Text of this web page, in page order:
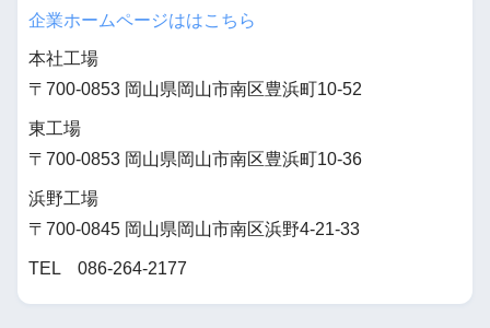
企業ホームページははこちら
本社工場
〒700-0853 岡山県岡山市南区豊浜町10-52
東工場
〒700-0853 岡山県岡山市南区豊浜町10-36
浜野工場
〒700-0845 岡山県岡山市南区浜野4-21-33
TEL 086-264-2177